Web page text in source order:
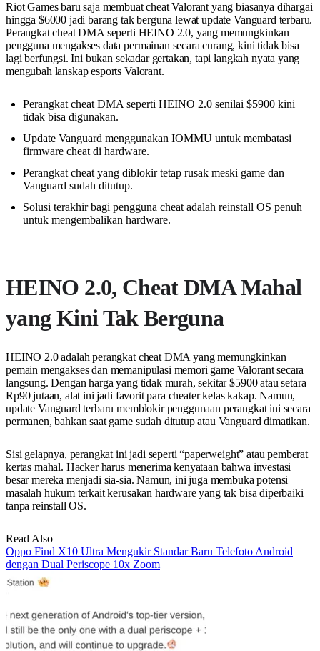
Riot Games baru saja membuat cheat Valorant yang biasanya dihargai
hingga $6000 jadi barang tak berguna lewat update Vanguard terbaru.
Perangkat cheat DMA seperti HEINO 2.0, yang memungkinkan
pengguna mengakses data permainan secara curang, kini tidak bisa
lagi berfungsi. Ini bukan sekadar gertakan, tapi langkah nyata yang
mengubah lanskap esports Valorant.
Perangkat cheat DMA seperti HEINO 2.0 senilai $5900 kini
tidak bisa digunakan.
Update Vanguard menggunakan IOMMU untuk membatasi
firmware cheat di hardware.
Perangkat cheat yang diblokir tetap rusak meski game dan
Vanguard sudah ditutup.
Solusi terakhir bagi pengguna cheat adalah reinstall OS penuh
untuk mengembalikan hardware.
HEINO 2.0, Cheat DMA Mahal
yang Kini Tak Berguna
HEINO 2.0 adalah perangkat cheat DMA yang memungkinkan
pemain mengakses dan memanipulasi memori game Valorant secara
langsung. Dengan harga yang tidak murah, sekitar $5900 atau setara
Rp90 jutaan, alat ini jadi favorit para cheater kelas kakap. Namun,
update Vanguard terbaru memblokir penggunaan perangkat ini secara
permanen, bahkan saat game sudah ditutup atau Vanguard dimatikan.
Sisi gelapnya, perangkat ini jadi seperti “paperweight” atau pemberat
kertas mahal. Hacker harus menerima kenyataan bahwa investasi
besar mereka menjadi sia-sia. Namun, ini juga membuka potensi
masalah hukum terkait kerusakan hardware yang tak bisa diperbaiki
tanpa reinstall OS.
Read Also
Oppo Find X10 Ultra Mengukir Standar Baru Telefoto Android
dengan Dual Periscope 10x Zoom